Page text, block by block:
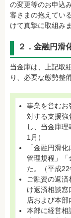
の変更等のお申込
客さまの抱えてい
けて真摯に取組みま
２．金融円滑
当金庫は、上記取
り、必要な態勢整
事業を営むお
対する支援強
し、当金庫
1月）
「金融円滑
管理規程」「
た。（平成22
ご融資の返
け返済相談
店および本部
本部に経営相